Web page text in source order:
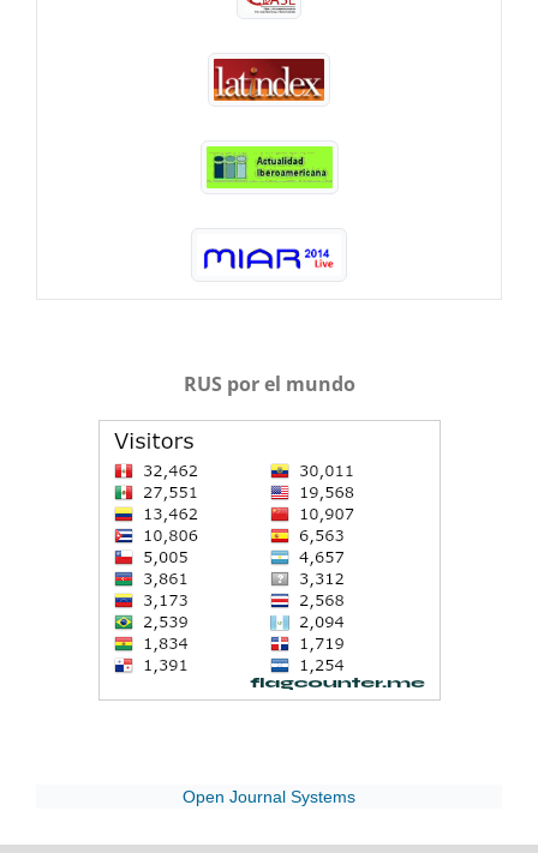
RUS por el mundo
Open Journal Systems